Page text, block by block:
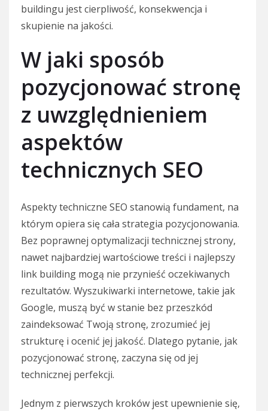
buildingu jest cierpliwość, konsekwencja i
skupienie na jakości.
W jaki sposób
pozycjonować stronę
z uwzględnieniem
aspektów
technicznych SEO
Aspekty techniczne SEO stanowią fundament, na
którym opiera się cała strategia pozycjonowania.
Bez poprawnej optymalizacji technicznej strony,
nawet najbardziej wartościowe treści i najlepszy
link building mogą nie przynieść oczekiwanych
rezultatów. Wyszukiwarki internetowe, takie jak
Google, muszą być w stanie bez przeszkód
zaindeksować Twoją stronę, zrozumieć jej
strukturę i ocenić jej jakość. Dlatego pytanie, jak
pozycjonować stronę, zaczyna się od jej
technicznej perfekcji.
Jednym z pierwszych kroków jest upewnienie się,